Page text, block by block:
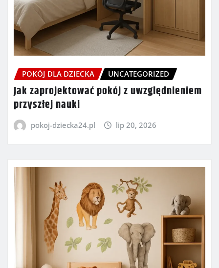
POKÓJ DLA DZIECKA UNCATEGORIZED
Jak zaprojektować pokój z uwzględnieniem
przyszłej nauki
pokoj-dziecka24.pl lip 20, 2026